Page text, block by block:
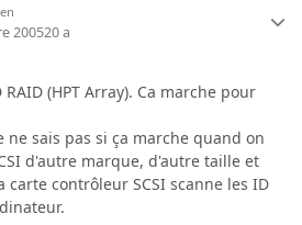
200520 a
RAID (HPT Array). Ca marche pour
ne sais pas si ça marche quand on
d'autre marque, d'autre taille et
carte contrôleur SCSI scanne les ID